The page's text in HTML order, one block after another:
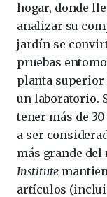
hogar, donde
analizar su
jardín se
pruebas
planta superior
un laboratorio.
tener más de
a ser
más grande del
Institute
artículos